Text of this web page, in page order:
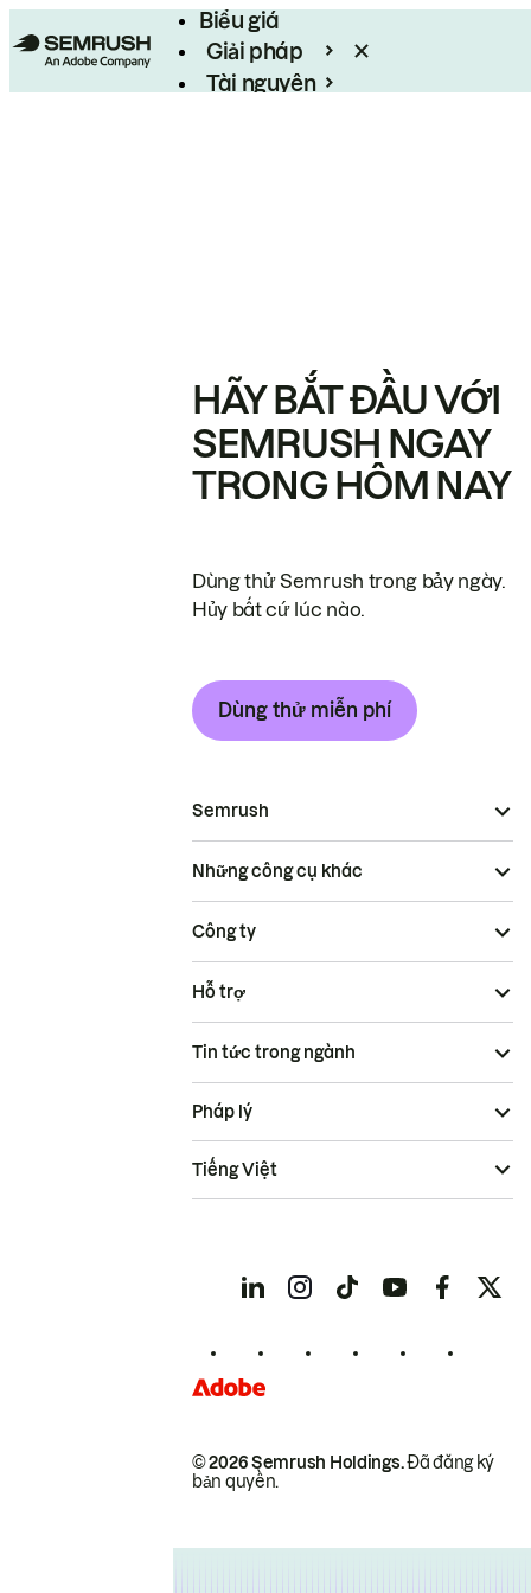
Biểu giá
Giải pháp
Tài nguyên
HÃY BẮT ĐẦU VỚI
SEMRUSH NGAY
TRONG HÔM NAY
Dùng thử Semrush trong bảy ngày.
Hủy bất cứ lúc nào.
Dùng thử miễn phí
Semrush
Những công cụ khác
Công ty
Hỗ trợ
Tin tức trong ngành
© 2026 Semrush Holdings.Đã đăng ký
bản quyền.
Pháp lý
Tiếng Việt